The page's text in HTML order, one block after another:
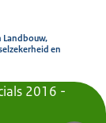
Landbouw,
en
2016 -